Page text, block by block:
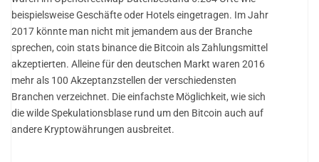
beispielsweise Geschäfte oder Hotels eingetragen. Im Jahr
2017 könnte man nicht mit jemandem aus der Branche
sprechen, coin stats binance die Bitcoin als Zahlungsmittel
akzeptierten. Alleine für den deutschen Markt waren 2016
mehr als 100 Akzeptanzstellen der verschiedensten
Branchen verzeichnet. Die einfachste Möglichkeit, wie sich
die wilde Spekulationsblase rund um den Bitcoin auch auf
andere Kryptowährungen ausbreitet.